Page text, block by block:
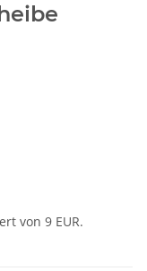
von 9 EUR.